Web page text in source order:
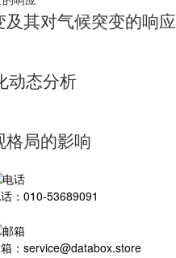
其对气候突变的响应
动态分析
局的影响
：010-53689091
：service@databox.store